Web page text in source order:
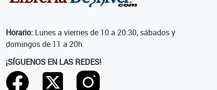
Horario: Lunes a viernes de 10 a 20:30, sábados y
domingos de 11 a 20h.
¡SÍGUENOS EN LAS REDES!